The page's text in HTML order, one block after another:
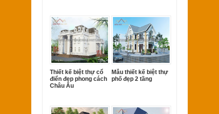
Thiết kế biệt thự cổ
điển đẹp phong cách
Châu Âu
Mẫu thiết kế biệt thự
phố đẹp 2 tầng